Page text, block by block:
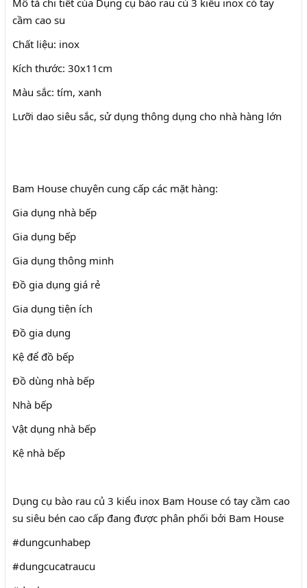
Mô tả chi tiết của Dụng cụ bào rau củ 3 kiểu inox có tay
cầm cao su
Chất liệu: inox
Kích thước: 30x11cm
Màu sắc: tím, xanh
Lưỡi dao siêu sắc, sử dụng thông dụng cho nhà hàng lớn
Bam House chuyên cung cấp các mặt hàng:
Gia dụng nhà bếp
Gia dụng bếp
Gia dụng thông minh
Đồ gia dụng giá rẻ
Gia dụng tiện ích
Đồ gia dụng
Kệ để đồ bếp
Đồ dùng nhà bếp
Nhà bếp
Vật dụng nhà bếp
Kệ nhà bếp
Dụng cụ bào rau củ 3 kiểu inox Bam House có tay cầm cao
su siêu bén cao cấp đang được phân phối bởi Bam House
#dungcunhabep
#dungcucatraucu